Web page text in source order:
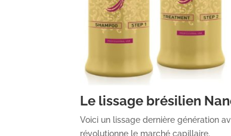
Le lissage brésilien
Voici un lissage dernière génération
révolutionne le marché capillaire.